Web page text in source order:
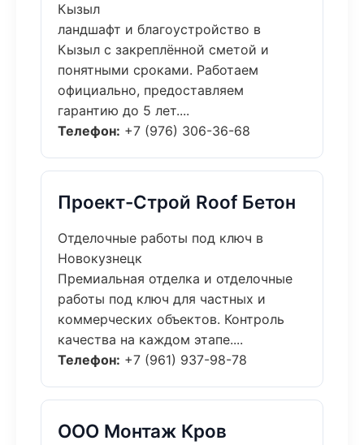
Кызыл
ландшафт и благоустройство в
Кызыл с закреплённой сметой и
понятными сроками. Работаем
официально, предоставляем
гарантию до 5 лет....
Телефон: +7 (976) 306-36-68
Проект-Строй Roof Бетон
Отделочные работы под ключ в
Новокузнецк
Премиальная отделка и отделочные
работы под ключ для частных и
коммерческих объектов. Контроль
качества на каждом этапе....
Телефон: +7 (961) 937-98-78
ООО Монтаж Кров